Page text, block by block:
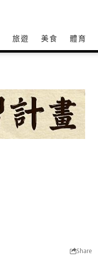
旅遊 美食 體育
Share